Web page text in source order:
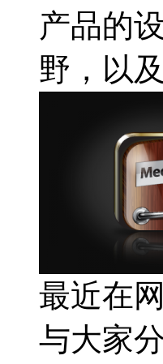
产品的
野，以
最近在
与大家